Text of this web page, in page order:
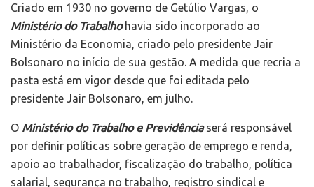
Criado em 1930 no governo de Getúlio Vargas, o
Ministério do Trabalhohavia sido incorporado ao
Ministério da Economia, criado pelo presidente Jair
Bolsonaro no início de sua gestão. A medida que recria a
pasta está em vigor desde que foi editada pelo
presidente Jair Bolsonaro, em julho.
O Ministério do Trabalho e Previdênciaserá responsável
por definir políticas sobre geração de emprego e renda,
apoio ao trabalhador, fiscalização do trabalho, política
salarial, segurança no trabalho, registro sindical e